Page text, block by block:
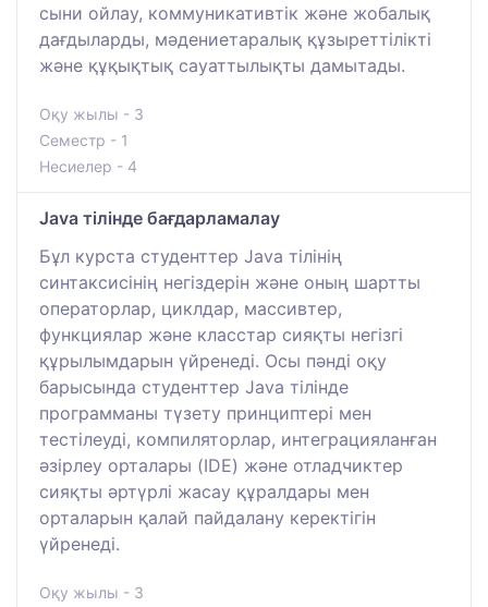
сыни ойлау, коммуникативтік және жобалық
дағдыларды, мәдениетаралық құзыреттілікті
және құқықтық сауаттылықты дамытады.
Оқу жылы - 3
Семестр - 1
Несиелер - 4
Java тілінде бағдарламалау
Бұл курста студенттер Java тілінің
синтаксисінің негіздерін және оның шартты
операторлар, циклдар, массивтер,
функциялар және класстар сияқты негізгі
құрылымдарын үйренеді. Осы пәнді оқу
барысында студенттер Java тілінде
программаны түзету принциптері мен
тестілеуді, компиляторлар, интеграцияланған
әзірлеу орталары (IDE) және отладчиктер
сияқты әртүрлі жасау құралдары мен
орталарын қалай пайдалану керектігін
үйренеді.
Оқу жылы - 3